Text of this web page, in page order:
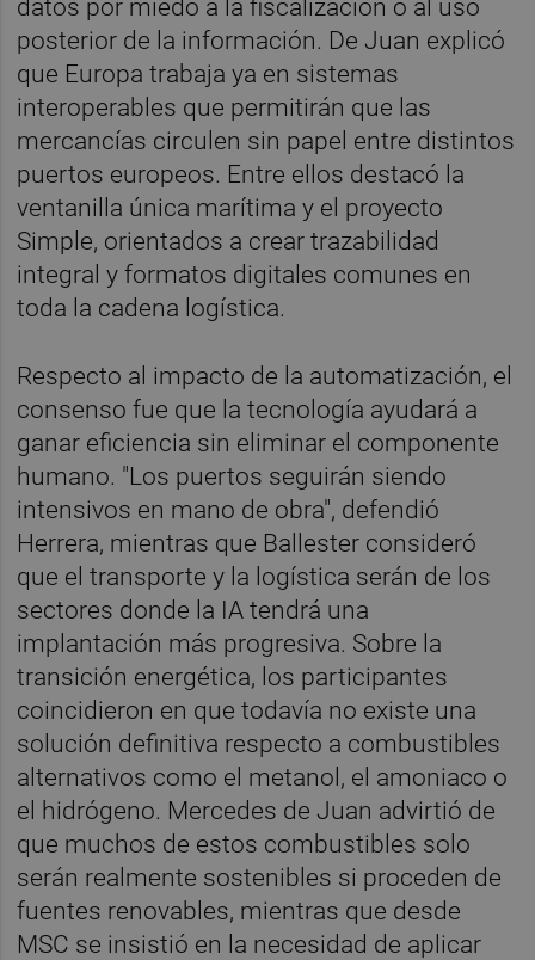
datos por miedo a la fiscalización o al uso
posterior de la información. De Juan explicó
que Europa trabaja ya en sistemas
interoperables que permitirán que las
mercancías circulen sin papel entre distintos
puertos europeos. Entre ellos destacó la
ventanilla única marítima y el proyecto
Simple, orientados a crear trazabilidad
integral y formatos digitales comunes en
toda la cadena logística.
Respecto al impacto de la automatización, el
consenso fue que la tecnología ayudará a
ganar eficiencia sin eliminar el componente
humano. "Los puertos seguirán siendo
intensivos en mano de obra", defendió
Herrera, mientras que Ballester consideró
que el transporte y la logística serán de los
sectores donde la IA tendrá una
implantación más progresiva. Sobre la
transición energética, los participantes
coincidieron en que todavía no existe una
solución definitiva respecto a combustibles
alternativos como el metanol, el amoniaco o
el hidrógeno. Mercedes de Juan advirtió de
que muchos de estos combustibles solo
serán realmente sostenibles si proceden de
fuentes renovables, mientras que desde
MSC se insistió en la necesidad de aplicar